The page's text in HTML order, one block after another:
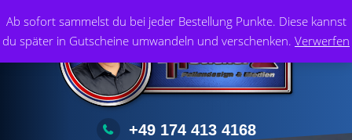
Ab sofort sammelst du bei jeder Bestellung Punkte. Diese kannst
du später in Gutscheine umwandeln und verschenken. Verwerfen
Inhalt
springen
+49 174 413 4168